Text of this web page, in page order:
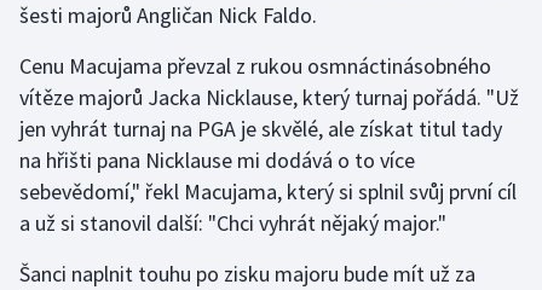
Motorsport
Olympijské hry
Parasport
Plavání
šesti majorů Angličan Nick Faldo.
Cenu Macujama převzal z rukou osmnáctinásobného
vítěze majorů Jacka Nicklause, který turnaj pořádá. "Už
jen vyhrát turnaj na PGA je skvělé, ale získat titul tady
na hřišti pana Nicklause mi dodává o to více
sebevědomí," řekl Macujama, který si splnil svůj první cíl
a už si stanovil další: "Chci vyhrát nějaký major."
Šanci naplnit touhu po zisku majoru bude mít už za